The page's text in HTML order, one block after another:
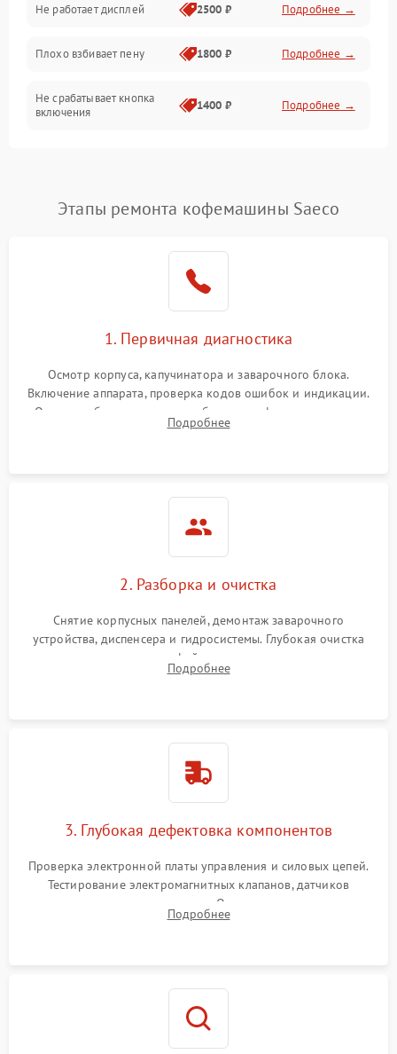
Не работает дисплей 2500 ₽ Подробнее →
Плохо взбивает пену 1800 ₽ Подробнее →
Не срабатывает кнопка
включения
1400 ₽ Подробнее →
Постоянные сбои в работе 1500 ₽ Подробнее →
Этапы ремонта кофемашины Saeco
1. Первичная диагностика
Осмотр корпуса, капучинатора и заварочного блока.
Включение аппарата, проверка кодов ошибок и индикации.
Оценка работы помпы, термоблока и кофемолки на слух.
Измерение температуры и давления воды для выявления
Подробнее
2. Разборка и очистка
Снятие корпусных панелей, демонтаж заварочного
устройства, диспенсера и гидросистемы. Глубокая очистка
внутренних узлов от кофейных масел, жмыха и накипи.
Промывка дренажных каналов и фильтров с использованием
Подробнее
3. Глубокая дефектовка компонентов
Проверка электронной платы управления и силовых цепей.
Тестирование электромагнитных клапанов, датчиков
температуры и расходомера. Оценка степени износа
жерновов кофемолки, уплотнительных колец гидросистемы
Подробнее